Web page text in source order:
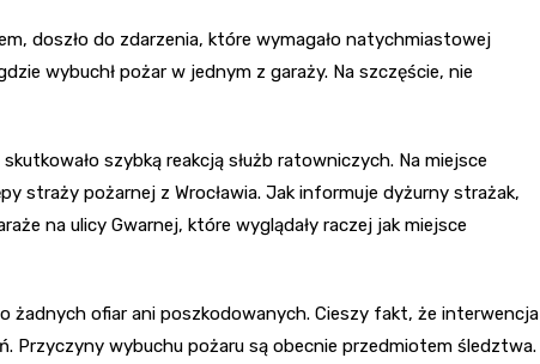
doszło do zdarzenia, które wymagało natychmiastowej
wybuchł pożar w jednym z garaży. Na szczęście, nie
szybką reakcją służb ratowniczych. Na miejsce
straży pożarnej z Wrocławia. Jak informuje dyżurny strażak,
na ulicy Gwarnej, które wyglądały raczej jak miejsce
żadnych ofiar ani poszkodowanych. Cieszy fakt, że interwencja
Przyczyny wybuchu pożaru są obecnie przedmiotem śledztwa.